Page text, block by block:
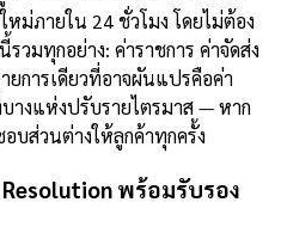
ม่ภายใน 24 ชั่วโมง โดยไม่ต้อง
วมทุกอย่าง: ค่าราชการ ค่าจัดส่ง
ยการเดียวที่อาจผันแปรคือค่า
างแห่งปรับรายไตรมาส — หาก
บส่วนต่างให้ลูกค้าทุกครั้ง
พร้อมรับรอง